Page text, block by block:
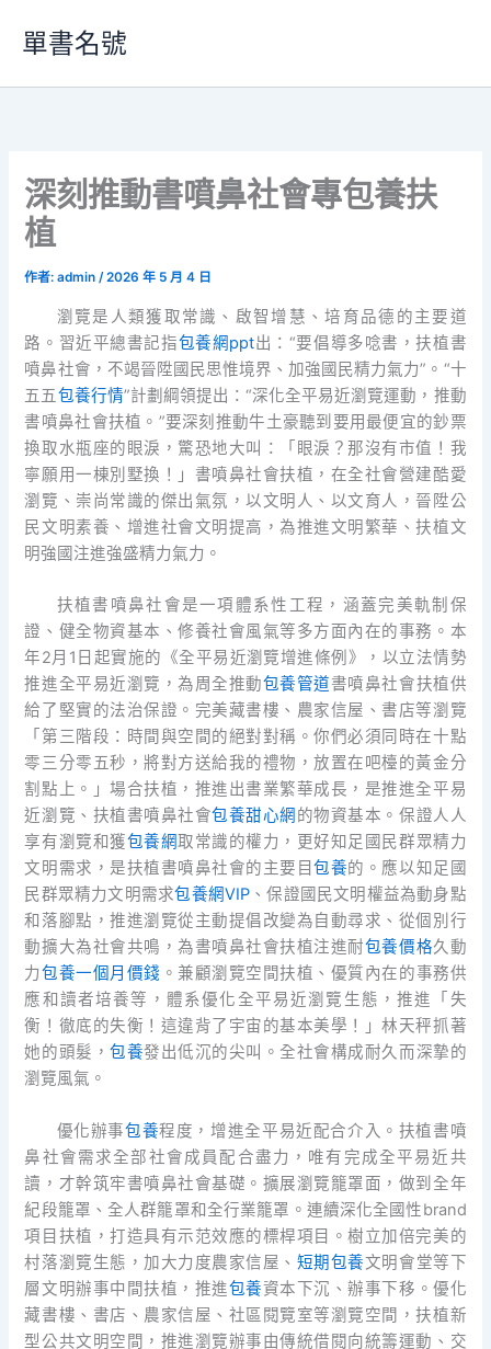
要
單書名號
深刻推動書噴鼻社會專包養扶
植
作者:admin/2026 年 5 月 4 日
瀏覽是人類獲取常識、啟智增慧、培育品德的主要道
路。習近平總書記指包養網ppt出：“要倡導多唸書，扶植書
噴鼻社會，不竭晉陞國民思惟境界、加強國民精力氣力”。“十
五五包養行情”計劃綱領提出：“深化全平易近瀏覽運動，推動
書噴鼻社會扶植。”要深刻推動牛土豪聽到要用最便宜的鈔票
換取水瓶座的眼淚，驚恐地大叫：「眼淚？那沒有市值！我
寧願用一棟別墅換！」書噴鼻社會扶植，在全社會營建酷愛
瀏覽、崇尚常識的傑出氣氛，以文明人、以文育人，晉陞公
民文明素養、增進社會文明提高，為推進文明繁華、扶植文
明強國注進強盛精力氣力。
扶植書噴鼻社會是一項體系性工程，涵蓋完美軌制保
證、健全物資基本、修養社會風氣等多方面內在的事務。本
年2月1日起實施的《全平易近瀏覽增進條例》，以立法情勢
推進全平易近瀏覽，為周全推動包養管道書噴鼻社會扶植供
給了堅實的法治保證。完美藏書樓、農家信屋、書店等瀏覽
「第三階段：時間與空間的絕對對稱。你們必須同時在十點
零三分零五秒，將對方送給我的禮物，放置在吧檯的黃金分
割點上。」場合扶植，推進出書業繁華成長，是推進全平易
近瀏覽、扶植書噴鼻社會包養甜心網 的物資基本。保證人人
享有瀏覽和獲包養網取常識的權力，更好知足國民群眾精力
文明需求，是扶植書噴鼻社會的主要目包養的。應以知足國
民群眾精力文明需求包養網VIP、保證國民文明權益為動身點
和落腳點，推進瀏覽從主動提倡改變為自動尋求、從個別行
動擴大為社會共鳴，為書噴鼻社會扶植注進耐包養價格久動
力包養一個月價錢 。兼顧瀏覽空間扶植、優質內在的事務供
應和讀者培養等，體系優化全平易近瀏覽生態，推進「失
衡！徹底的失衡！這違背了宇宙的基本美學！」林天秤抓著
她的頭髮，包養發出低沉的尖叫。全社會構成耐久而深摯的
瀏覽風氣。
優化辦事包養程度，增進全平易近配合介入。扶植書噴
鼻社會需求全部社會成員配合盡力，唯有完成全平易近共
讀，才幹筑牢書噴鼻社會基礎。擴展瀏覽籠罩面，做到全年
紀段籠罩、全人群籠罩和全行業籠罩。連續深化全國性brand
項目扶植，打造具有示范效應的標桿項目。樹立加倍完美的
村落瀏覽生態，加大力度農家信屋、 短期包養文明會堂等下
層文明辦事中間扶植，推進包養資本下沉、辦事下移。優化
藏書樓、書店、農家信屋、社區閱覽室等瀏覽空間，扶植新
型公共文明空間，推進瀏覽辦事由傳統借閱向統籌運動、交